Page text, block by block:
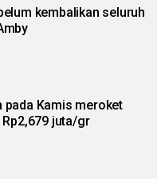
kembalikan seluruh
pada Kamis meroket
Rp2,679 juta/gr